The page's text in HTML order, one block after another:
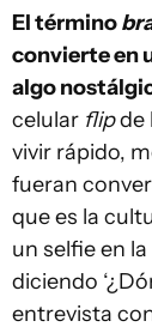
El término
convierte en
algo
celular flipde
vivir rápido,
fueran
que es la
un selfie en
diciendo
entrevista